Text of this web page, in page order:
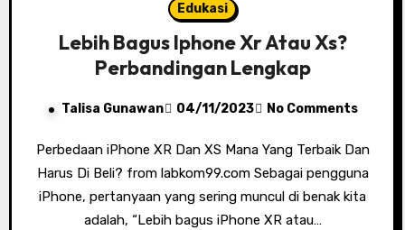
Edukasi
Lebih Bagus Iphone Xr Atau Xs?
Perbandingan Lengkap
Talisa Gunawan 04/11/2023 No Comments
Perbedaan iPhone XR Dan XS Mana Yang Terbaik Dan
Harus Di Beli? from labkom99.com Sebagai pengguna
iPhone, pertanyaan yang sering muncul di benak kita
adalah, “Lebih bagus iPhone XR atau…